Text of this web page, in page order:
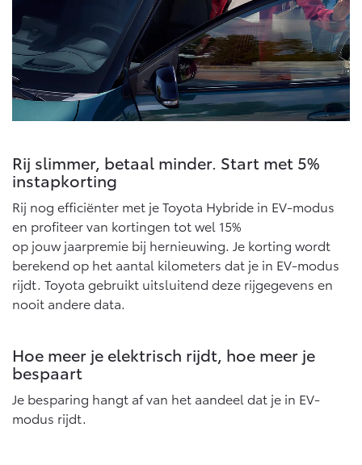
Rij slimmer, betaal minder. Start met 5%
instapkorting
Rij nog efficiënter met je Toyota Hybride in EV-modus
en profiteer van kortingen tot wel 15%
op jouw jaarpremie bij hernieuwing. Je korting wordt
berekend op het aantal kilometers dat je in EV-modus
rijdt. Toyota gebruikt uitsluitend deze rijgegevens en
nooit andere data.
Hoe meer je elektrisch rijdt, hoe meer je
bespaart
Je besparing hangt af van het aandeel dat je in EV-
modus rijdt.